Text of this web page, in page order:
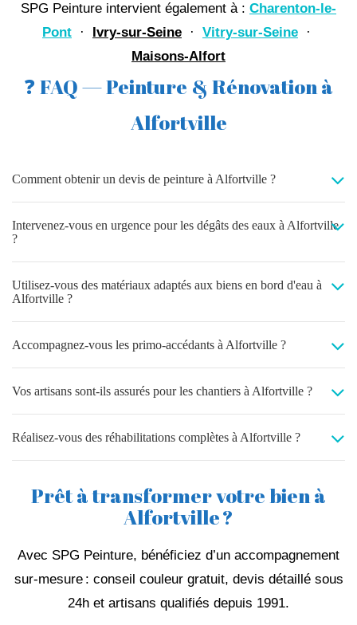
SPG Peinture intervient également à : Charenton-le-
Pont
· Ivry-sur-Seine · Vitry-sur-Seine
·
Maisons-Alfort
❓ FAQ — Peinture & Rénovation à
Alfortville
Comment obtenir un devis de peinture à Alfortville ?
Intervenez-vous en urgence pour les dégâts des eaux à Alfortville
?
Utilisez-vous des matériaux adaptés aux biens en bord d'eau à
Alfortville ?
Accompagnez-vous les primo-accédants à Alfortville ?
Vos artisans sont-ils assurés pour les chantiers à Alfortville ?
Réalisez-vous des réhabilitations complètes à Alfortville ?
Prêt à transformer votre bien à
Alfortville ?
Avec SPG Peinture, bénéficiez d’un accompagnement
sur‑mesure : conseil couleur gratuit, devis détaillé sous
24h et artisans qualifiés depuis 1991.